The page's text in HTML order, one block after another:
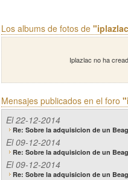
Los albums de fotos de
Iplazlac no ha
Mensajes publicados en el foro
El 22-12-2014
Re: Sobre la adquisicion de un
El 09-12-2014
Re: Sobre la adquisicion de un
El 09-12-2014
Re: Sobre la adquisicion de un